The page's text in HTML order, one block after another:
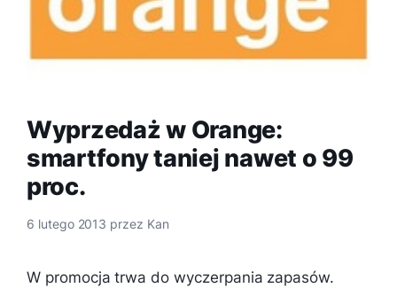
Wyprzedaż w Orange:
smartfony taniej nawet o 99
proc.
6 lutego 2013 przez Kan
W promocja trwa do wyczerpania zapasów.